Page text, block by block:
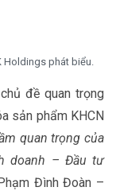
Holdings phát biểu.
đề quan trọng
sản phẩm KHCN
quan trọng của
doanh – Đầu tư
Đình Đoàn –